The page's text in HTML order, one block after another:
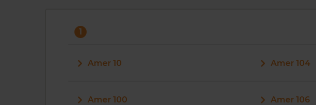
1
Amer 10
Amer 100
Amer 104
Amer 106